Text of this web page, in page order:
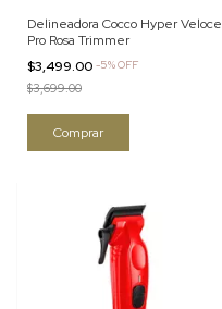
Delineadora Cocco Hyper Veloce
Pro Rosa Trimmer
$3,499.00 -5%OFF
$3,699.00